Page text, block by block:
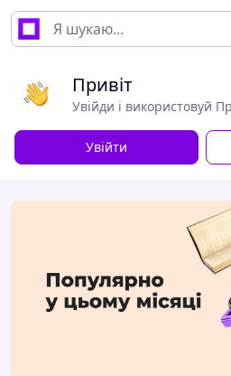
Привіт
Увійди і використовуй
Увійти